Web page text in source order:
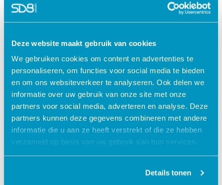
Deze website maakt gebruik van cookies
We gebruiken cookies om content en advertenties te
personaliseren, om functies voor social media te bieden
en om ons websiteverkeer te analyseren. Ook delen we
informatie over uw gebruik van onze site met onze
partners voor social media, adverteren en analyse. Deze
partners kunnen deze gegevens combineren met andere
informatie die u aan ze heeft verstrekt of die ze hebben
verzameld op basis van uw gebruik van hun services.
Details tonen
Lees verder
Jouw data veilig in de cloud